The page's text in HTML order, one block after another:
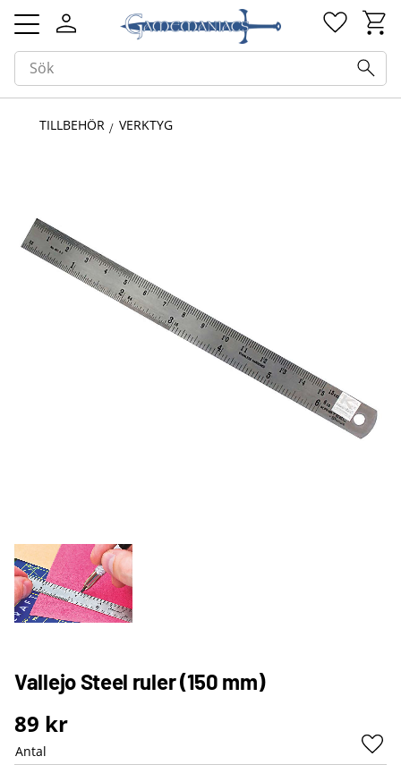
Meny
TILLBEHÖR VERKTYG
Vallejo Steel ruler (150 mm)
89 kr
Antal